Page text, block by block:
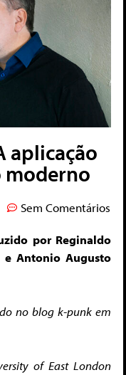
aplicação
moderno
Sem Comentários
por Reginaldo
e Antonio Augusto
no blog k-punk em
of East London